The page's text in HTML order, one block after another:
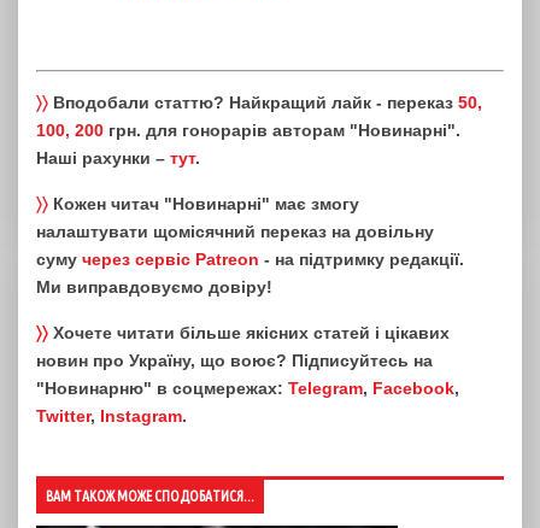
〉〉 Вподобали статтю? Найкращий лайк - переказ 50,
100, 200 грн. для гонорарів авторам "Новинарні".
Наші рахунки – тут.
〉〉 Кожен читач "Новинарні" має змогу
налаштувати щомісячний переказ на довільну
суму через сервіс Patreon - на підтримку редакції.
Ми виправдовуємо довіру!
〉〉 Хочете читати більше якісних статей і цікавих
новин про Україну, що воює? Підписуйтесь на
"Новинарню" в соцмережах: Telegram, Facebook,
Twitter, Instagram.
ВАМ ТАКОЖ МОЖЕ СПОДОБАТИСЯ...